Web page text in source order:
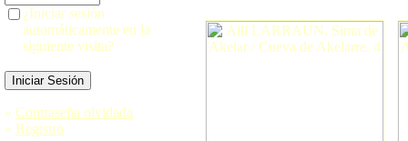
¿Iniciar sesión
automáticamente en la
siguiente visita?
» Contraseña olvidada
» Registro